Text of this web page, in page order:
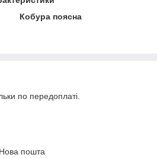
Кобура поясна
по передоплаті.
пошта